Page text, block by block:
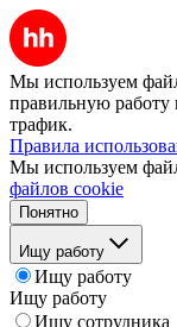
Мы используем
правильную работу
трафик.
Правила
Мы используем
файлов cookie
Понятно
Ищу работу
Ищу работу
Ищу работу
Ищу сотрудника